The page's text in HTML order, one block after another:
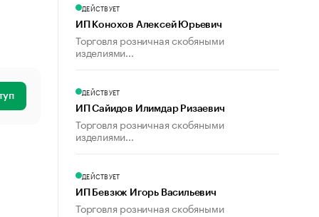
ДЕЙСТВУЕТ
ИП Конохов Алексей Юрьевич
Торговля розничная скобяными
изделиями...
ДЕЙСТВУЕТ
ИП Сайидов Илимдар Ризаевич
Торговля розничная скобяными
изделиями...
ДЕЙСТВУЕТ
ИП Бевзюк Игорь Васильевич
Торговля розничная скобяными